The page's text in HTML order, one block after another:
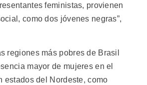
feministas, provienen
como dos jóvenes negras”,
regiones más pobres de Brasil
mayor de mujeres en el
estados del Nordeste, como